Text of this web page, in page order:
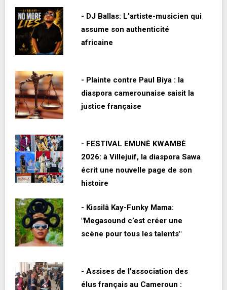
- DJ Ballas: L’artiste-musicien qui
assume son authenticité
africaine
- Plainte contre Paul Biya : la
diaspora camerounaise saisit la
justice française
- FESTIVAL EMUNÈ KWAMBÈ
2026: à Villejuif, la diaspora Sawa
écrit une nouvelle page de son
histoire
- Kissilâ Kay-Funky Mama:
"Megasound c’est créer une
scène pour tous les talents"
- Assises de l’association des
élus français au Cameroun :